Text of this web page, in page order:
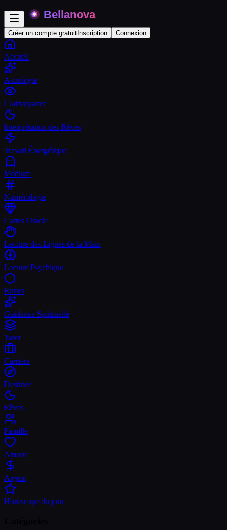
Créer un compte gratuit Inscription Connexion
Accueil
Astrologie
Clairvoyance
Interprétation des Rêves
Travail Énergétique
Médium
Numérologie
Cartes Oracle
Lecture des Lignes de la Main
Lecture Psychique
Runes
Guidance Spirituelle
Tarot
Carrière
Destinée
Rêves
Famille
Amour
Argent
Horoscope du jour